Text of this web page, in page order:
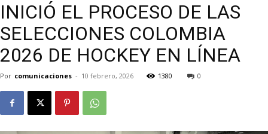
INICIÓ EL PROCESO DE LAS
SELECCIONES COLOMBIA
2026 DE HOCKEY EN LÍNEA
Por comunicaciones - 10 febrero, 2026 1380 0